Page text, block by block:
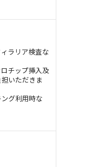
ラリア検査な
チップ挿入及
いただきま
グ利用時な